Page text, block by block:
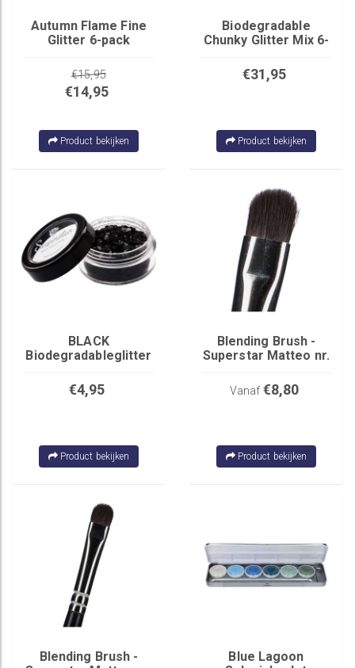
Autumn Flame Fine
Glitter 6-pack
€15,95
€14,95
Product bekijken
Biodegradable
Chunky Glitter Mix 6-
€31,95
Product bekijken
BLACK
Biodegradableglitter
€4,95
Product bekijken
Blending Brush -
Superstar Matteo nr.
Vanaf €8,80
Product bekijken
Blending Brush -
Blue Lagoon